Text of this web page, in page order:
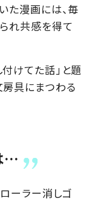
た漫画には、毎
れ共感を得て
けてた話」と題
房具にまつわる
…
ーラー消しゴ